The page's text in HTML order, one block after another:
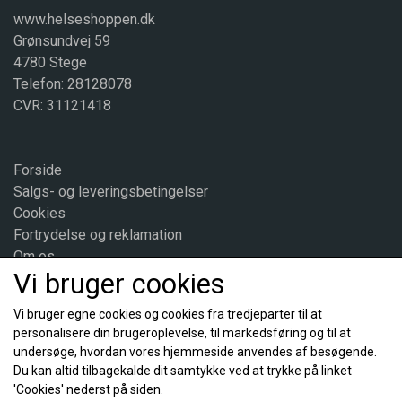
sundhedsplejerske anvendes af gravide og børn under 1 år.
OBS. Ovenstående tekst er en obligatorisk tekst.
Aldersangivelsen kan variere. Se derfor evt. den konkrete
angivelse under ”Daglig dosis”.
Daglig dosis:
Brugsanvisning og forholdsregler:
Bruges senest 6 måneder efter åbning. Rystes grundigt før
hver brug. Skru kapslen på efter brug.
Overdreven indtagelse kan virke afførende.
Opbevaring:
Opbevares ved stuetemperatur.
www.helseshoppen.dk
Grønsundvej 59
4780 Stege
Telefon: 28128078
CVR: 31121418
Forside
Salgs- og leveringsbetingelser
Cookies
Fortrydelse og reklamation
Om os
Kontakt
Sociale medier
Vi bruger cookies
Vi bruger egne cookies og cookies fra tredjeparter til at
personalisere din brugeroplevelse, til markedsføring og til at
undersøge, hvordan vores hjemmeside anvendes af besøgende.
Du kan altid tilbagekalde dit samtykke ved at trykke på linket
'Cookies' nederst på siden.